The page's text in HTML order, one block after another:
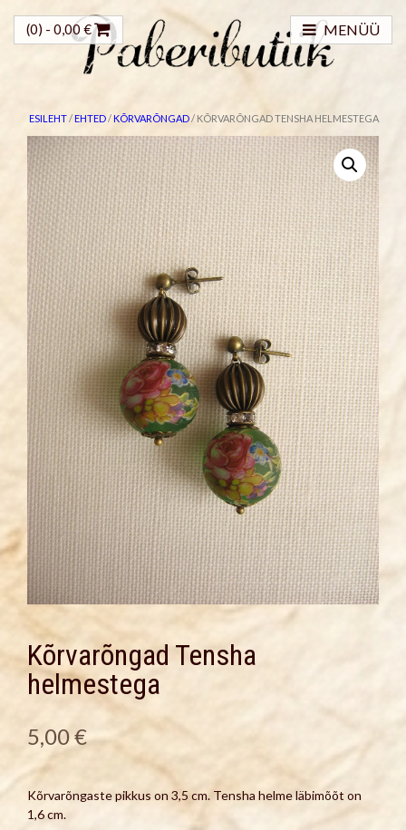
MENÜÜ
(0) - 0,00 €
ESILEHT/EHTED/KÕRVARÕNGAD/ KÕRVARÕNGAD TENSHA HELMESTEGA
Kõrvarõngad Tensha
helmestega
5,00€
Kõrvarõngaste pikkus on 3,5 cm. Tensha helme läbimõõt on
1,6 cm.